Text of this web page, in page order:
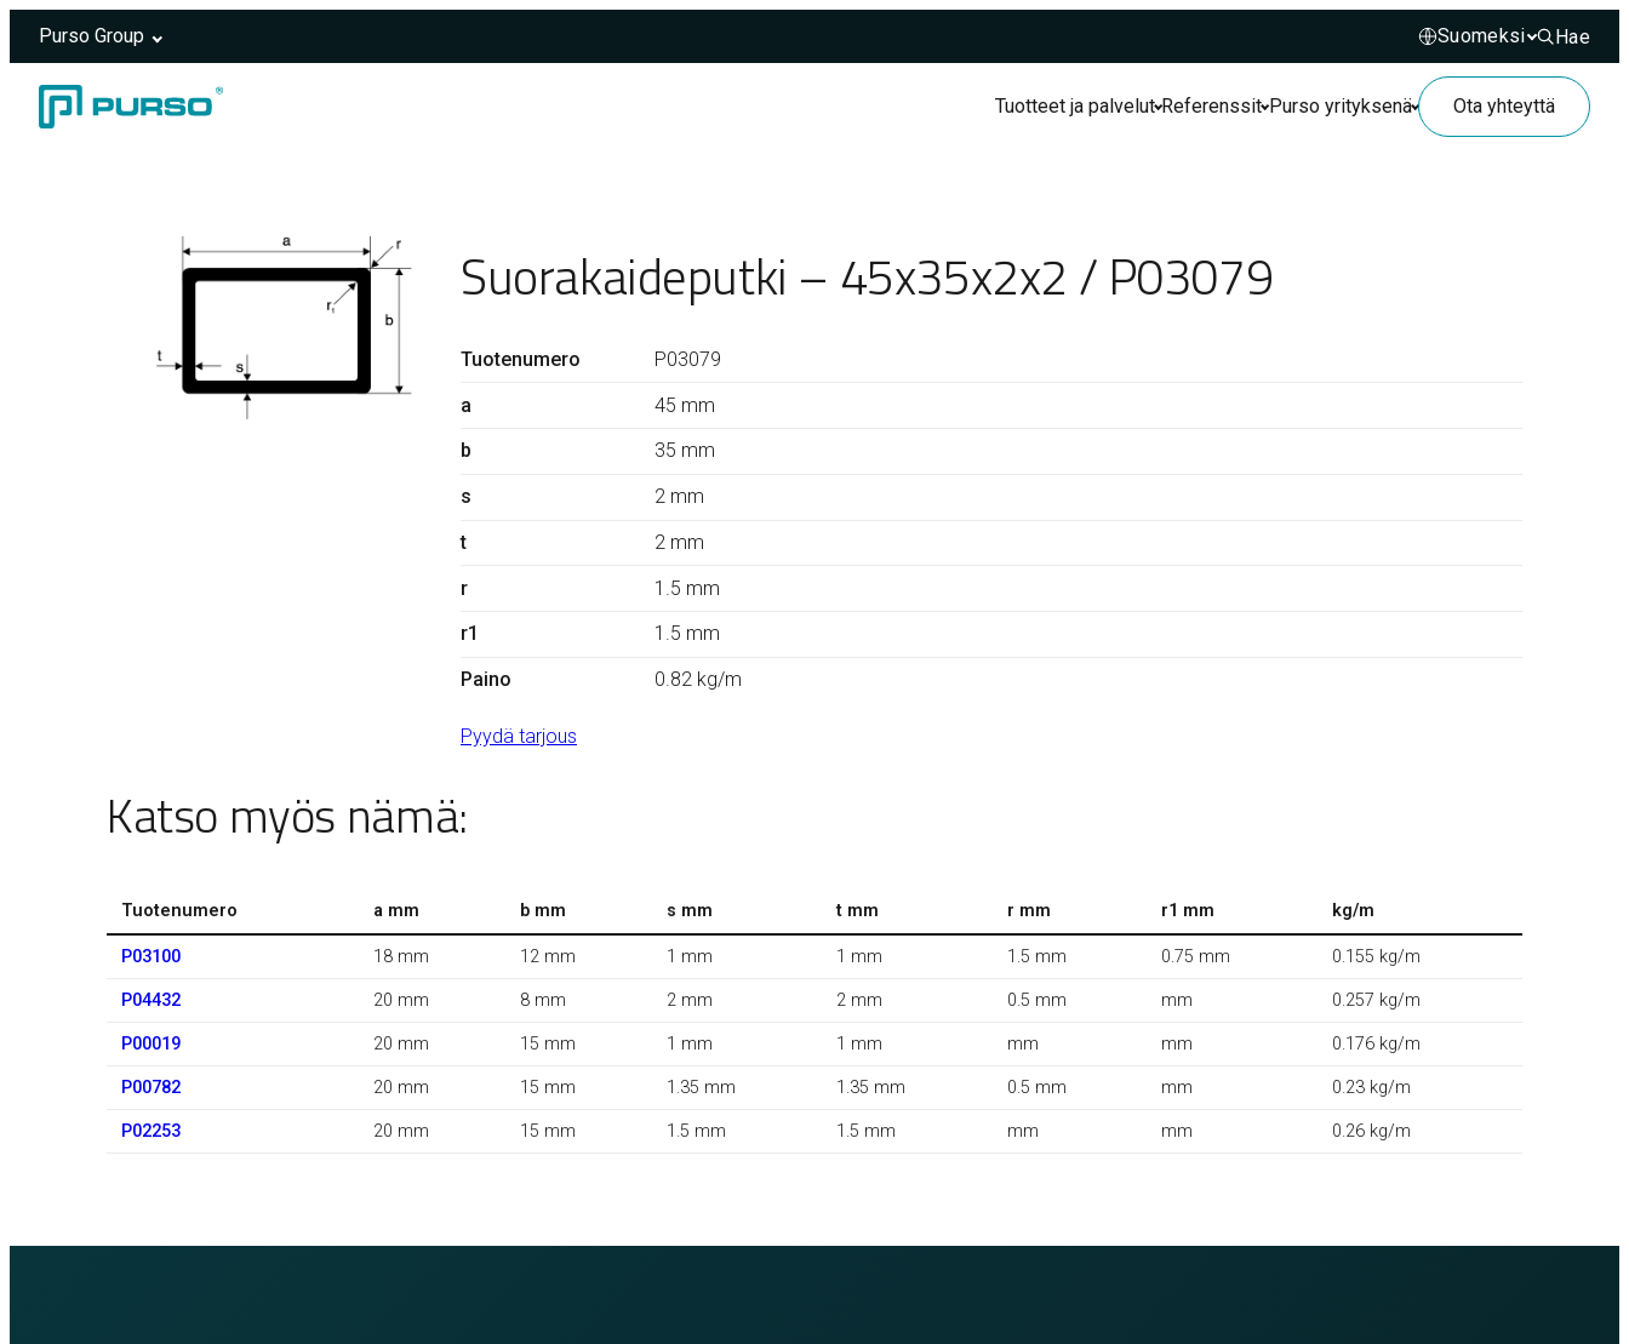
Purso Group
Hae
Hae
Tuotteet ja palvelut Referenssit Purso yrityksenä Ota yhteyttä
Suorakaideputki – 45x35x2x2 / P03079
Tuotenumero
P03079
a
45 mm
b
35 mm
s
2 mm
t
2 mm
r
1.5 mm
r1
1.5 mm
Paino
0.82 kg/m
Pyydä tarjous
Katso myös nämä:
Tuotenumero a mm b mm s mm t mm r mm r1 mm kg/m
P03100 18 mm 12 mm 1 mm 1 mm 1.5 mm 0.75 mm 0.155 kg/m
P04432 20 mm 8 mm 2 mm 2 mm 0.5 mm mm 0.257 kg/m
P00019 20 mm 15 mm 1 mm 1 mm mm mm 0.176 kg/m
P00782 20 mm 15 mm 1.35 mm 1.35 mm 0.5 mm mm 0.23 kg/m
P02253 20 mm 15 mm 1.5 mm 1.5 mm mm mm 0.26 kg/m